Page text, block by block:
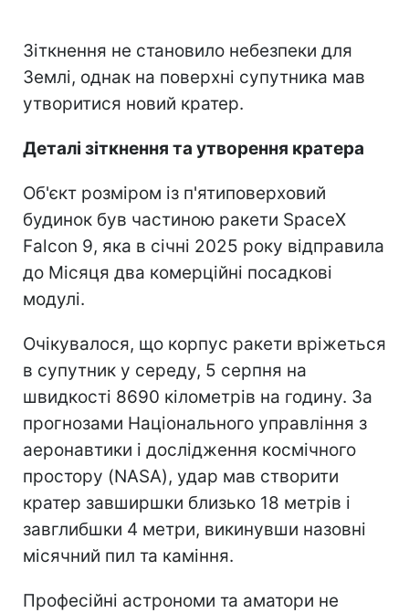
Зіткнення не становило небезпеки для
Землі, однак на поверхні супутника мав
утворитися новий кратер.
Деталі зіткнення та утворення кратера
Об'єкт розміром із п'ятиповерховий
будинок був частиною ракети SpaceX
Falcon 9, яка в січні 2025 року відправила
до Місяця два комерційні посадкові
модулі.
Очікувалося, що корпус ракети вріжеться
в супутник у середу, 5 серпня на
швидкості 8690 кілометрів на годину. За
прогнозами Національного управління з
аеронавтики і дослідження космічного
простору (NASA), удар мав створити
кратер завширшки близько 18 метрів і
завглибшки 4 метри, викинувши назовні
місячний пил та каміння.
Професійні астрономи та аматори не